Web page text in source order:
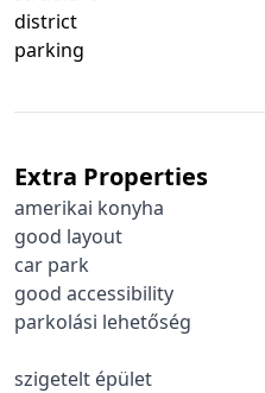
district
parking
Extra Properties
amerikai konyha
good layout
car park
good accessibility
parkolási lehetőség
szigetelt épület